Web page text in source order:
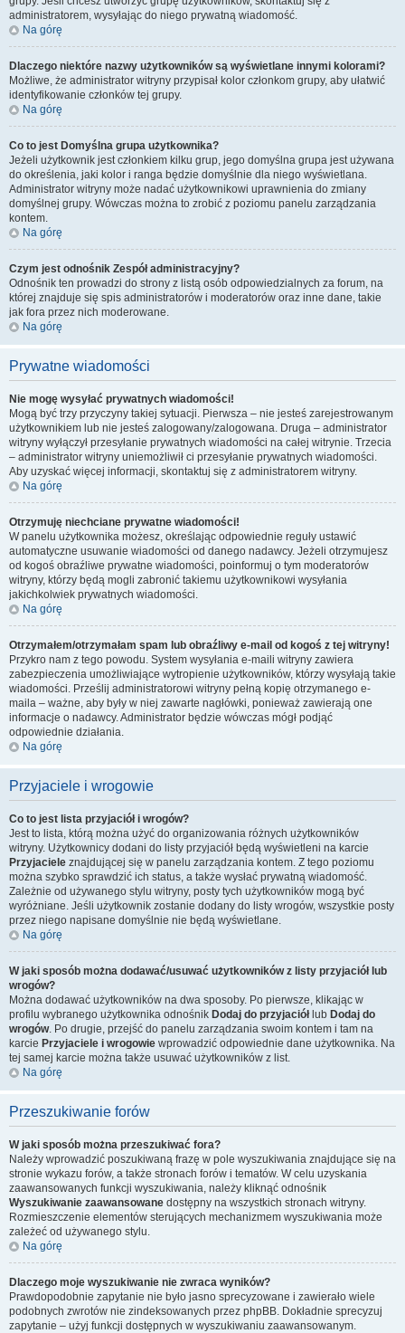
administratorem, wysyłając do niego prywatną wiadomość.
Na górę
Dlaczego niektóre nazwy użytkowników są wyświetlane innymi kolorami?
Możliwe, że administrator witryny przypisał kolor członkom grupy, aby ułatwić
identyfikowanie członków tej grupy.
Na górę
Co to jest Domyślna grupa użytkownika?
Jeżeli użytkownik jest członkiem kilku grup, jego domyślna grupa jest używana
do określenia, jaki kolor i ranga będzie domyślnie dla niego wyświetlana.
Administrator witryny może nadać użytkownikowi uprawnienia do zmiany
domyślnej grupy. Wówczas można to zrobić z poziomu panelu zarządzania
kontem.
Na górę
Czym jest odnośnik Zespół administracyjny?
Odnośnik ten prowadzi do strony z listą osób odpowiedzialnych za forum, na
której znajduje się spis administratorów i moderatorów oraz inne dane, takie
jak fora przez nich moderowane.
Na górę
Prywatne wiadomości
Nie mogę wysyłać prywatnych wiadomości!
Mogą być trzy przyczyny takiej sytuacji. Pierwsza – nie jesteś zarejestrowanym
użytkownikiem lub nie jesteś zalogowany/zalogowana. Druga – administrator
witryny wyłączył przesyłanie prywatnych wiadomości na całej witrynie. Trzecia
– administrator witryny uniemożliwił ci przesyłanie prywatnych wiadomości.
Aby uzyskać więcej informacji, skontaktuj się z administratorem witryny.
Na górę
Otrzymuję niechciane prywatne wiadomości!
W panelu użytkownika możesz, określając odpowiednie reguły ustawić
automatyczne usuwanie wiadomości od danego nadawcy. Jeżeli otrzymujesz
od kogoś obraźliwe prywatne wiadomości, poinformuj o tym moderatorów
witryny, którzy będą mogli zabronić takiemu użytkownikowi wysyłania
jakichkolwiek prywatnych wiadomości.
Na górę
Otrzymałem/otrzymałam spam lub obraźliwy e-mail od kogoś z tej witryny!
Przykro nam z tego powodu. System wysyłania e-maili witryny zawiera
zabezpieczenia umożliwiające wytropienie użytkowników, którzy wysyłają takie
wiadomości. Prześlij administratorowi witryny pełną kopię otrzymanego e-
maila – ważne, aby były w niej zawarte nagłówki, ponieważ zawierają one
informacje o nadawcy. Administrator będzie wówczas mógł podjąć
odpowiednie działania.
Na górę
Przyjaciele i wrogowie
Co to jest lista przyjaciół i wrogów?
Jest to lista, którą można użyć do organizowania różnych użytkowników
witryny. Użytkownicy dodani do listy przyjaciół będą wyświetleni na karcie
Przyjaciele znajdującej się w panelu zarządzania kontem. Z tego poziomu
można szybko sprawdzić ich status, a także wysłać prywatną wiadomość.
Zależnie od używanego stylu witryny, posty tych użytkowników mogą być
wyróżniane. Jeśli użytkownik zostanie dodany do listy wrogów, wszystkie posty
przez niego napisane domyślnie nie będą wyświetlane.
Na górę
W jaki sposób można dodawać/usuwać użytkowników z listy przyjaciół lub
wrogów?
Można dodawać użytkowników na dwa sposoby. Po pierwsze, klikając w
profilu wybranego użytkownika odnośnik Dodaj do przyjaciółlub Dodaj do
wrogów. Po drugie, przejść do panelu zarządzania swoim kontem i tam na
karcie Przyjaciele i wrogowie wprowadzić odpowiednie dane użytkownika. Na
tej samej karcie można także usuwać użytkowników z list.
Na górę
Przeszukiwanie forów
W jaki sposób można przeszukiwać fora?
Należy wprowadzić poszukiwaną frazę w pole wyszukiwania znajdujące się na
stronie wykazu forów, a także stronach forów i tematów. W celu uzyskania
zaawansowanych funkcji wyszukiwania, należy kliknąć odnośnik
Wyszukiwanie zaawansowane dostępny na wszystkich stronach witryny.
Rozmieszczenie elementów sterujących mechanizmem wyszukiwania może
zależeć od używanego stylu.
Na górę
Dlaczego moje wyszukiwanie nie zwraca wyników?
Prawdopodobnie zapytanie nie było jasno sprecyzowane i zawierało wiele
podobnych zwrotów nie zindeksowanych przez phpBB. Dokładnie sprecyzuj
zapytanie – użyj funkcji dostępnych w wyszukiwaniu zaawansowanym.